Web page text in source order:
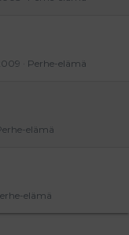
Perhe-elämä
elämä
elämä